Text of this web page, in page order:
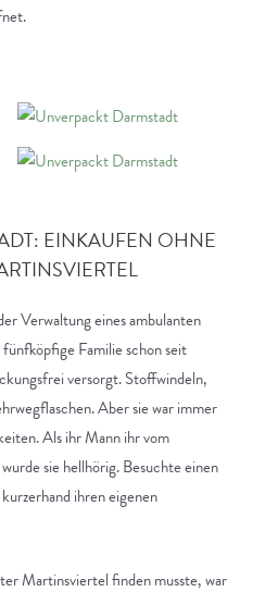
EINKAUFEN OHNE
Verwaltung eines ambulanten
Familie schon seit
versorgt. Stoffwindeln,
Aber sie war immer
Als ihr Mann ihr vom
sie hellhörig. Besuchte einen
ihren eigenen
Martinsviertel finden musste, war